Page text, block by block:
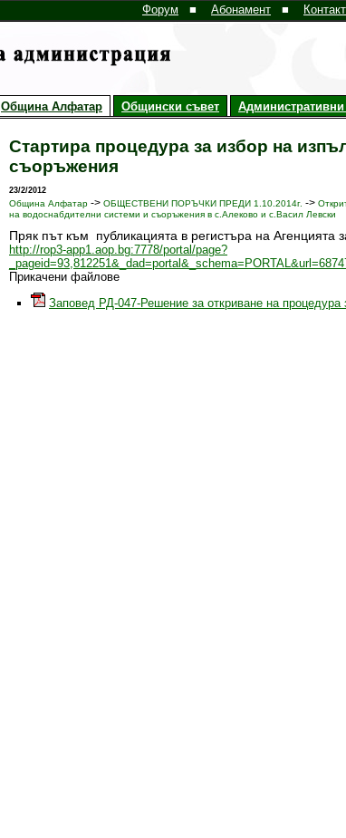
Форум ■ Абонамент ■
Община Алфатар Общински съвет Административни
Стартира процедура за избор на
съоръжения
23/2/2012
Община Алфатар -> ОБЩЕСТВЕНИ ПОРЪЧКИ ПРЕДИ 1.10.2014г. ->
на водоснабдителни системи и съоръжения в с.Алеково и с.Васил Левски
Пряк път към публикацията в регистъра на Агенцията
http://rop3-app1.aop.bg:7778/portal/page?
Прикачени файлове
Заповед РД-047-Решение за откриване на